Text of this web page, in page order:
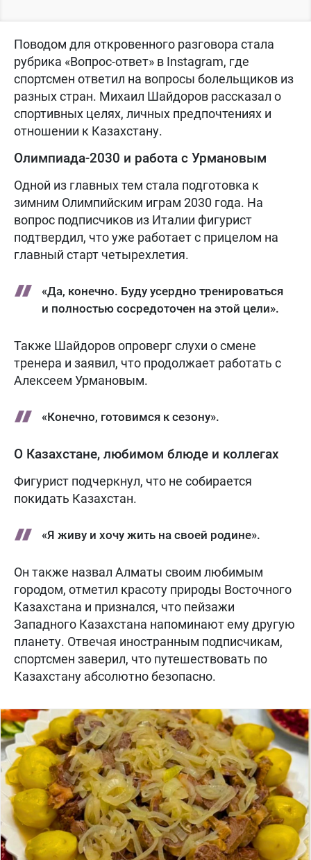
Поводом для откровенного разговора стала
рубрика «Вопрос-ответ» в Instagram, где
спортсмен ответил на вопросы болельщиков из
разных стран. Михаил Шайдоров рассказал о
спортивных целях, личных предпочтениях и
отношении к Казахстану.
Олимпиада-2030 и работа с Урмановым
Одной из главных тем стала подготовка к
зимним Олимпийским играм 2030 года. На
вопрос подписчиков из Италии фигурист
подтвердил, что уже работает с прицелом на
главный старт четырехлетия.
«Да, конечно. Буду усердно тренироваться
и полностью сосредоточен на этой цели».
Также Шайдоров опроверг слухи о смене
тренера и заявил, что продолжает работать с
Алексеем Урмановым.
«Конечно, готовимся к сезону».
О Казахстане, любимом блюде и коллегах
Фигурист подчеркнул, что не собирается
покидать Казахстан.
«Я живу и хочу жить на своей родине».
Он также назвал Алматы своим любимым
городом, отметил красоту природы Восточного
Казахстана и признался, что пейзажи
Западного Казахстана напоминают ему другую
планету. Отвечая иностранным подписчикам,
спортсмен заверил, что путешествовать по
Казахстану абсолютно безопасно.